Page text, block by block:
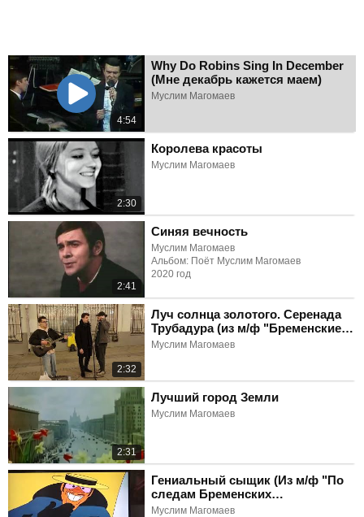
4:54
Why Do Robins Sing In December
(Мне декабрь кажется маем)
Муслим Магомаев
2:30
Королева красоты
Муслим Магомаев
2:41
Синяя вечность
Муслим Магомаев
Альбом: Поёт Муслим Магомаев
2020 год
2:32
Луч солнца золотого. Серенада
Трубадура (из м/ф "Бременские
музыканты")
Муслим Магомаев
2:31
Лучший город Земли
Муслим Магомаев
Гениальный сыщик (Из м/ф "По
следам Бременских
музыкантов")
Муслим Магомаев